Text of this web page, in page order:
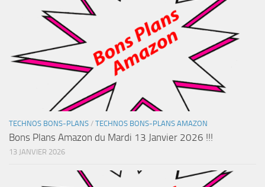
TECHNOS BONS-PLANS / TECHNOS BONS-PLANS AMAZON
Bons Plans Amazon du Mardi 13 Janvier 2026 !!!
13 JANVIER 2026